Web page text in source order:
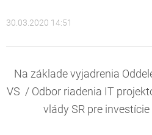
30.03.2020 14:51
Na základe vyjadrenia
VS / Odbor riadenia IT
vlády SR pre